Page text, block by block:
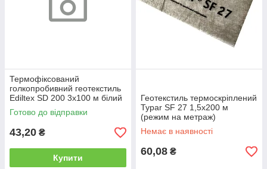
Термофіксований
голкопробивний геотекстиль
Ediltex SD 200 3х100 м білий
(на метраж)
Готово до відправки
43,20 ₴
Купити
Геотекстиль термоскріплений
Typar SF 27 1,5х200 м
(режим на метраж)
Немає в наявності
60,08 ₴